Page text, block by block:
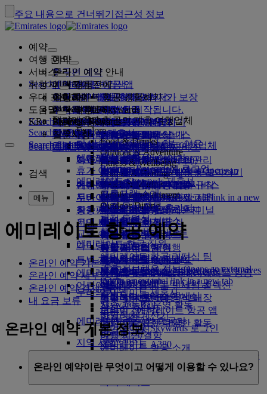
주요 내용으로 건너뛰기 접근성 정보
예약
예약
항공편 예약
항공편 검색
항공편 일정
특별 요금
특별 행사
최저가 파인더
여행 계획
호텔 예약
관광 및 활동
여행 서비스
송영송영 Opens an external link in a new
tab
두바이 연결 서비스
교통 수단
공항 교통편
렌터카 예약
제휴 항공사
온라인 예약 안내
에미레이트 항공 앱
에미레이트 항공 최저가 보장
좌석 선택
내 요금 잡아두기
에미레이트 항공 앱
Search flight
여행 준비
관리
예약 관리
예약 정보 찾아오기
예약 취소
예약 변경
좌석 선택
항공편 업그레이드
전용 운전기사 서비스 관리
몸이 불편한 분들의 여행 예약하기
온라인 체크인
체크인 옵션
항공편 상태
비행하기 전에
여행하기 전에
여행 정보
위험 품목 안내
규정 및 공지
건강
의료 정보 양식(MEDIF)
식이 정보
UAE에서 금지된 약물
두바이 국제공항
에미레이트 항공 제3터미널
터미널 간 이동
출발/도착 공항
셔틀 서비스
수하물
수하물 정보
수하물 정보
위탁 수하물
기내 수하물
추가 수하물 한도 구입
추가 위탁 수하물 허용 한도
두바이에서의 수하물 서비스
지연 또는 손상된 수하물
비자 및 여권
비자 요구 사항 검색
비자 및 여권 정보
USA 여행 허가
UAE 비자
Search flight
서비스
기내 경험
항공편에서 제공하는 서비스
기내 서비스
퍼스트 클래스
비즈니스 클래스
프리미엄 이코노미
이코노미 클래스
안락한 기내
기내 엔터테인먼트
ice에서 제공되는 프로그램
ice TV Live
기내 WiFi
어린이 엔터테인먼트
다이닝
퍼스트 클래스 기내식
비즈니스 클래스 기내식
프리미엄 이코노미 다이닝
이코노미 클래스 기내식
음료
에미레이트 항공의 항공기
Boeing 777
에미레이트 A380
에미레이트 항공 Executive
에미레이트 항공 경험하기
여기서부터 여행이 시작됩니다.
에미레이트 항공 경험하기
전용 운전기사 서비스
에미레이트 항공 서비스
계절별 행사
비접촉 여행
에미레이트 항공 라운지
퍼스트 클래스 라운지
비즈니스 클래스 라운지
전 세계 공항 라운지
제휴사 라운지
유료 라운지 이용
마르하바 라운지
에미레이트 항공에서 쇼핑
에미레이트 항공 면세점 컬렉션
에미레이트 항공 공식 매장
가족 여행
가족과 여행하기
가족 여행 계획
미동반 미성년자
임신
수하물 허용한도
어린이 및 유아용 요금 규칙
카시트 및 아기 침대
공항 서비스
기내 서비스
어린이 동반 여행
유아를 동반한 여행
유아 수하물 허용 한도
아동식 및 유아식
어린이를 위한 놀이
어린이용 엔터테인먼트
어린이 장난감
어린이를 위한 다양한 활동
Fly Better
Fly Better
더 나은 비행을 해야 하는 이유
당사 정보
당사 정보
에미레이트 항공의 이야기
미디어 센터미디어 센터 Opens an
external link in a new tab
그룹사
안전
재정 투명성
책임 있는 비즈니스
에미레이트 항공 직원
에미레이트 항공 리더십 팀
채용 정보채용 정보 Opens an external
link in a new tab
우리의 지구
지속 가능한 운영 활동
환경 정책
환경 보고서
지역 사회
에미레이트 항공
재단 Opens an external link in a new tab
Search flight
취항지
취항지
취항지
에미레이트 항공 취항지
아시아 및 태평양
미주
아프리카
유럽
중동
두바이 여행 정보
최근 추가된 취항지
헬싱키
항저우
다낭
선전
씨엠립
Explore Dubai
Explore Dubai
Explore
Food & Drinks
Outdoor & Adventure
Fitness & Wellbeing
Culture & Heritage
Beach & Marine
Family entertainment
Outdoor Dining
에미레이트 항공의 제휴 여행업체
항공 및 지상 제휴사
에미레이트 항공의 제휴 여행업체
콴타스 항공
flydubai
에미레이트 Skywards 제휴사
살펴보기
에미레이트 항공 도착지 보기
노선도
휴가 아이디어
해변 휴양지
자연 속 휴가지
유적지 및 문화 휴가지
도시 여행
미식 여행
Search flight
우대 프로그램
에미레이트 Skywards
에미레이트 Skywards에 가입
에미레이트 Skywards 소개
멤버십 등급
플라이두바이(flydubai)
현금+마일리지
디지털 멤버십 카드
마이 패밀리
마일리지 사용
마일리지 청구
마일리지 구매
마일리지 적립
Skywards Skysurfers
Skywards ExclusivesSkywards Exclusives
Opens an external link in a new tab
에미레이트 제휴사
Skywards Rail
마일리지 계산기
에미레이트 Skywards 로그인
Skywards+
Business Rewards
회사 등록
Business Rewards
회사 등록
Business Rewards에 로그인
혜택
프로그램 소개
자주 묻는 질문
Search flight
도움말
지원 및 문의
지원 및 문의
지원 및 문의
변경 또는 취소
비자 및 여권 도움말
피드백 또는 불만 접수
수하물 지연 또는 손상 지원
두바이 연결 서비스
운영 변경 사항
최근 여행 업데이트
항공편 상태 확인
특별 지원
몸이 불편한 분들의 에미레이트 항공
여행
특별 지원 및 요청
질문사항
자주 묻는 질문
자주 묻는 질문
에미레이트 항공 예약
네트워크 및 공동운항
다른 상품
특별 지원 및 요청
수하물 및 분실물
여행 준비
공항 서비스
에미레이트 Skywards
에미레이트 Business Rewards
객실 내 경험
도구 및 자료
모바일 - 에미레이트 항공 앱
예약 취소 또는 변경
여행 지연/결항
에미레이트 항공 소개
Search flight
KR
검색
메뉴
에미레이트 항공 예약
온라인 예약 기본 정보
온라인 예약 세부 정보
온라인 예약 결제 옵션
내 요금 보류
온라인 예약 기본 정보
온라인 예약이란 무엇이고 어떻게 이용할 수 있나요?